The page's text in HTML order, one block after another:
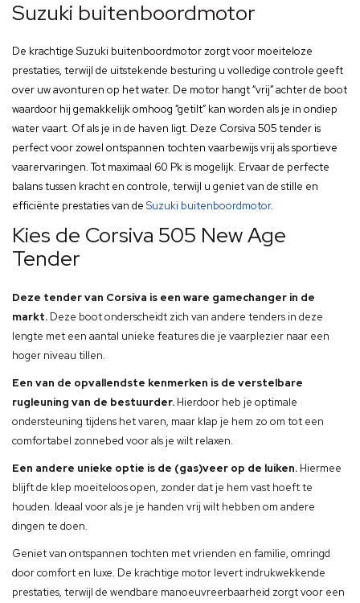
Suzuki buitenboordmotor
De krachtige Suzuki buitenboordmotor zorgt voor moeiteloze
prestaties, terwijl de uitstekende besturing u volledige controle geeft
over uw avonturen op het water. De motor hangt “vrij” achter de boot
waardoor hij gemakkelijk omhoog “getilt” kan worden als je in ondiep
water vaart. Of als je in de haven ligt. Deze Corsiva 505 tender is
perfect voor zowel ontspannen tochten vaarbewijs vrij als sportieve
vaarervaringen. Tot maximaal 60 Pk is mogelijk. Ervaar de perfecte
balans tussen kracht en controle, terwijl u geniet van de stille en
efficiënte prestaties van de Suzuki buitenboordmotor.
Kies de Corsiva 505 New Age
Tender
Deze tender van Corsiva is een ware gamechanger in de
markt. Deze boot onderscheidt zich van andere tenders in deze
lengte met een aantal unieke features die je vaarplezier naar een
hoger niveau tillen.
Een van de opvallendste kenmerken is de verstelbare
rugleuning van de bestuurder. Hierdoor heb je optimale
ondersteuning tijdens het varen, maar klap je hem zo om tot een
comfortabel zonnebed voor als je wilt relaxen.
Een andere unieke optie is de (gas)veer op de luiken. Hiermee
blijft de klep moeiteloos open, zonder dat je hem vast hoeft te
houden. Ideaal voor als je je handen vrij wilt hebben om andere
dingen te doen.
Geniet van ontspannen tochten met vrienden en familie, omringd
door comfort en luxe. De krachtige motor levert indrukwekkende
prestaties, terwijl de wendbare manoeuvreerbaarheid zorgt voor een